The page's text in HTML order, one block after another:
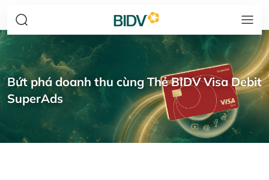
Bứt phá doanh thu cùng Thẻ BIDV Visa Debit
SuperAds